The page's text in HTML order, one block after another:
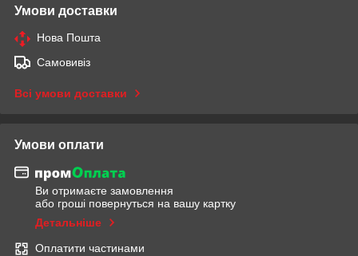
Умови доставки
Нова Пошта
Самовивіз
Всі умови доставки
Умови оплати
Ви отримаєте замовлення
або гроші повернуться на вашу картку
Детальніше
Оплатити частинами